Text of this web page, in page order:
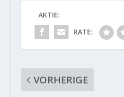
AKTIE:
RATE:
VORHERIGE